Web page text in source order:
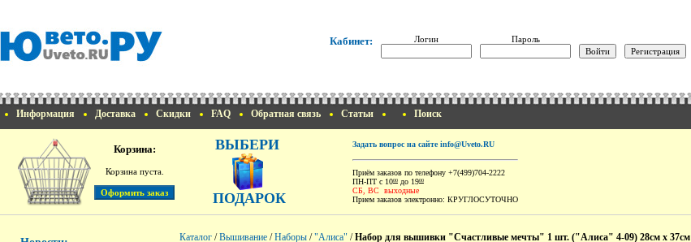
Кабинет: Логин Пароль
Информация Доставка Скидки FAQ Обратная связь Статьи Поиск
Корзина:
Корзина пуста.
ВЫБЕРИ
ПОДАРОК
Задать вопрос на сайте info@Uveto.RU
Приём заказов по телефону +7(499)704-2222
ПН-ПТ с 1000 до 1900
СБ, ВС выходные
Прием заказов электронно: КРУГЛОСУТОЧНО
Каталог /Вышивание /Наборы /"Алиса" /Набор для вышивки "Счастливые мечты" 1 шт. ("Алиса" 4-09) 28см х 37см